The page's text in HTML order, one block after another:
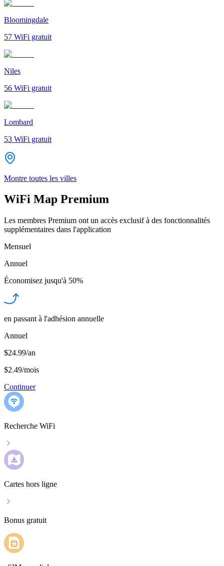
Bloomingdale
57 WiFi gratuit
Niles
56 WiFi gratuit
Lombard
53 WiFi gratuit
Montre toutes les villes
WiFi Map Premium
Les membres Premium ont un accès exclusif à des fonctionnalités
supplémentaires dans l'application
Mensuel
Annuel
Économisez jusqu'à 50%
en passant à l'adhésion annuelle
Annuel
$24.99/an
$2.49/mois
Continuer
Recherche WiFi
Cartes hors ligne
Bonus gratuit